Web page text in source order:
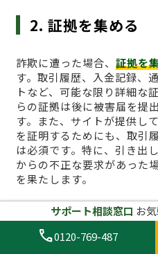
2. 証拠を集める
詐欺に遭った場合、 証拠を
す。取引履歴、入金記録、
トなど、可能な限り詳細な
らの証拠は後に被害届を提
す。また、サイトが提供し
を証明するためにも、取引
は必須です。特に、引き出
からの不正な要求があった
を果たします。
3. 詐欺サイトに
サポート相談窓口 お
call0120-769-487